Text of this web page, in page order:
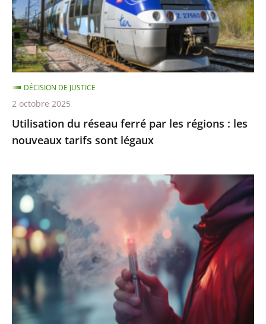
les
régions
:
les
nouveaux
tarifs
sont
légaux
Utilisation du réseau ferré par les régions : les
nouveaux tarifs sont légaux
DÉCISION DE JUSTICE
2 octobre 2025
Interdiction
de
vente
des
produits
du
tabac
et
du